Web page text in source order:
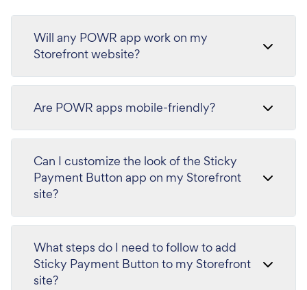
Will any POWR app work on my
Storefront website?
Are POWR apps mobile-friendly?
Can I customize the look of the Sticky
Payment Button app on my Storefront
site?
What steps do I need to follow to add
Sticky Payment Button to my Storefront
site?